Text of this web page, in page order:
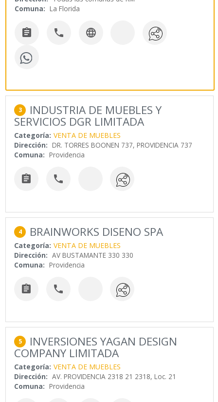
Comuna: La Florida
  
3 INDUSTRIA DE MUEBLES Y
SERVICIOS DGR LIMITADA
Categoría: VENTA DE MUEBLES
Dirección: DR. TORRES BOONEN 737, PROVIDENCIA 737
Comuna: Providencia
 
4 BRAINWORKS DISENO SPA
Categoría: VENTA DE MUEBLES
Dirección: AV BUSTAMANTE 330 330
Comuna: Providencia
 
5 INVERSIONES YAGAN DESIGN
COMPANY LIMITADA
Categoría: VENTA DE MUEBLES
Dirección: AV. PROVIDENCIA 2318 21 2318, Loc. 21
Comuna: Providencia